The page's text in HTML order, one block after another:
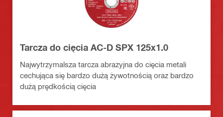
Tarcza do cięcia AC-D SPX 125x1.0
Najwytrzymalsza tarcza abrazyjna do cięcia metali
cechująca się bardzo dużą żywotnością oraz bardzo
dużą prędkością cięcia